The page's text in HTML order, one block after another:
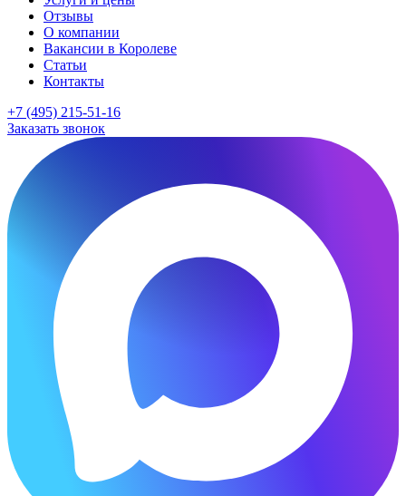
Отзывы
О компании
Вакансии в Королеве
Статьи
Контакты
+7 (495) 215-51-16
Заказать звонок